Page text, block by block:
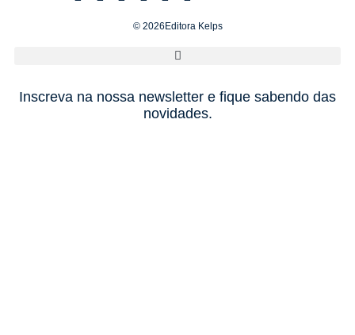
© 2026Editora Kelps
Inscreva na nossa newsletter e fique sabendo das
novidades.